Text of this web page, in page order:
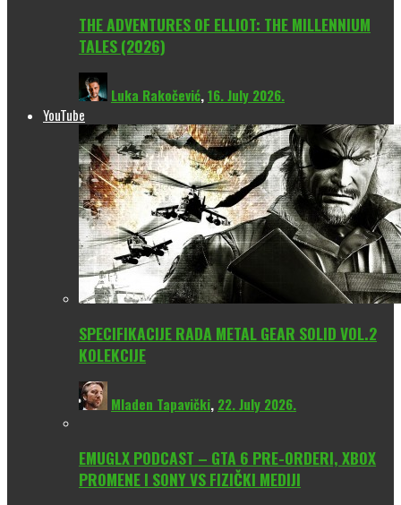
THE ADVENTURES OF ELLIOT: THE MILLENNIUM
TALES (2026)
Luka Rakočević,16. July 2026.
YouTube
SPECIFIKACIJE RADA METAL GEAR SOLID VOL.2
KOLEKCIJE
Mladen Tapavički, 22. July 2026.
EMUGLX PODCAST – GTA 6 PRE-ORDERI, XBOX
PROMENE I SONY VS FIZIČKI MEDIJI